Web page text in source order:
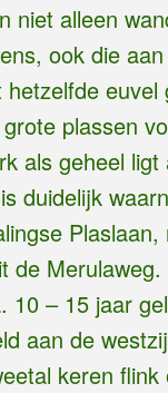
niet alleen
ook die
euvel
plassen
als geheel ligt
duidelijk
de
10 – 15 jaar
aan de
keren flink